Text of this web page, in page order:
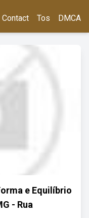
Contact Tos DMCA
e Equilíbrio
- Rua